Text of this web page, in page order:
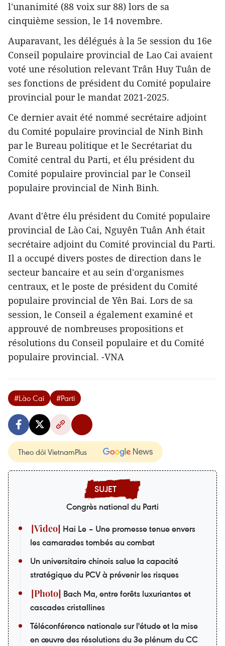
l'unanimité (88 voix sur 88) lors de sa
cinquième session, le 14 novembre.
Auparavant, les délégués à la 5e session du 16e
Conseil populaire provincial de Lao Cai avaient
voté une résolution relevant Trân Huy Tuân de
ses fonctions de président du Comité populaire
provincial pour le mandat 2021-2025.
Ce dernier avait été nommé secrétaire adjoint
du Comité populaire provincial de Ninh Binh
par le Bureau politique et le Secrétariat du
Comité central du Parti, et élu président du
Comité populaire provincial par le Conseil
populaire provincial de Ninh Binh.
Avant d'être élu président du Comité populaire
provincial de Lào Cai, Nguyên Tuân Anh était
secrétaire adjoint du Comité provincial du Parti.
Il a occupé divers postes de direction dans le
secteur bancaire et au sein d'organismes
centraux, et le poste de président du Comité
populaire provincial de Yên Bai. Lors de sa
session, le Conseil a également examiné et
approuvé de nombreuses propositions et
résolutions du Conseil populaire et du Comité
populaire provincial. -VNA
#Lào Cai #Parti
Theo dõi VietnamPlus
Congrès national du Parti
Hai Le – Une promesse tenue envers
les camarades tombés au combat
Un universitaire chinois salue la capacité
stratégique du PCV à prévenir les risques
Bach Ma, entre forêts luxuriantes et
cascades cristallines
Téléconférence nationale sur l'étude et la mise
en œuvre des résolutions du 3e plénum du CC